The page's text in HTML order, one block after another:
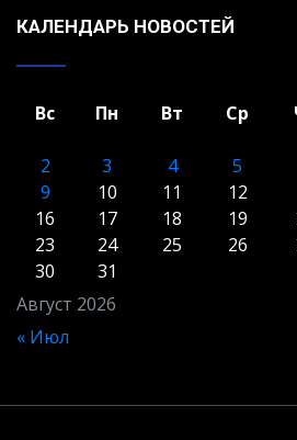
КАЛЕНДАРЬ НОВОСТЕЙ
Август 2026
Вс Пн Вт Ср
2
3 4 5
9
10 11 12
16
17 18 19
23
24 25 26
30
31
« Июл